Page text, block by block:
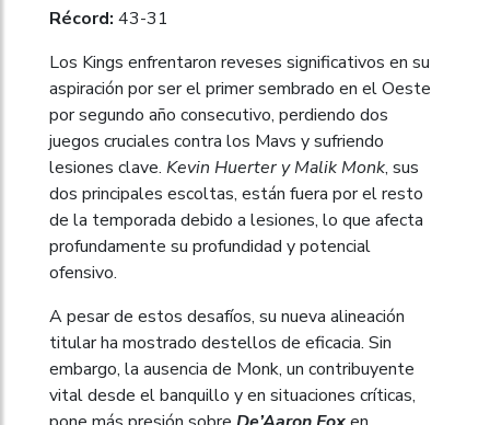
Récord: 43-31
Los Kings enfrentaron reveses significativos en su
aspiración por ser el primer sembrado en el Oeste
por segundo año consecutivo, perdiendo dos
juegos cruciales contra los Mavs y sufriendo
lesiones clave. Kevin Huerter y Malik Monk, sus
dos principales escoltas, están fuera por el resto
de la temporada debido a lesiones, lo que afecta
profundamente su profundidad y potencial
ofensivo.
A pesar de estos desafíos, su nueva alineación
titular ha mostrado destellos de eficacia. Sin
embargo, la ausencia de Monk, un contribuyente
vital desde el banquillo y en situaciones críticas,